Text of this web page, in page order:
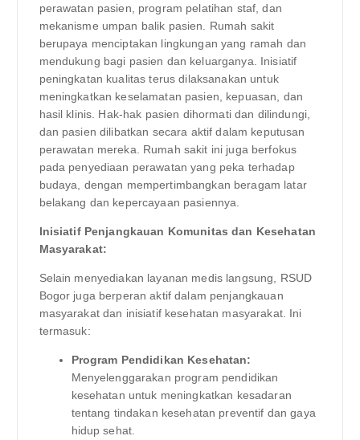
perawatan pasien, program pelatihan staf, dan
mekanisme umpan balik pasien. Rumah sakit
berupaya menciptakan lingkungan yang ramah dan
mendukung bagi pasien dan keluarganya. Inisiatif
peningkatan kualitas terus dilaksanakan untuk
meningkatkan keselamatan pasien, kepuasan, dan
hasil klinis. Hak-hak pasien dihormati dan dilindungi,
dan pasien dilibatkan secara aktif dalam keputusan
perawatan mereka. Rumah sakit ini juga berfokus
pada penyediaan perawatan yang peka terhadap
budaya, dengan mempertimbangkan beragam latar
belakang dan kepercayaan pasiennya.
Inisiatif Penjangkauan Komunitas dan Kesehatan
Masyarakat:
Selain menyediakan layanan medis langsung, RSUD
Bogor juga berperan aktif dalam penjangkauan
masyarakat dan inisiatif kesehatan masyarakat. Ini
termasuk:
Program Pendidikan Kesehatan:
Menyelenggarakan program pendidikan
kesehatan untuk meningkatkan kesadaran
tentang tindakan kesehatan preventif dan gaya
hidup sehat.